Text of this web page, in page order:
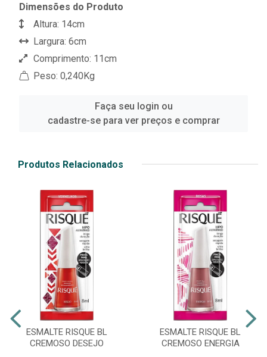
Dimensões do Produto
Altura: 14cm
Largura: 6cm
Comprimento: 11cm
Peso: 0,240Kg
Faça seu login ou
cadastre-se para ver preços e comprar
Produtos Relacionados
ESMALTE RISQUE BL
CREMOSO DESEJO
ESMALTE RISQUE BL
CREMOSO ENERGIA